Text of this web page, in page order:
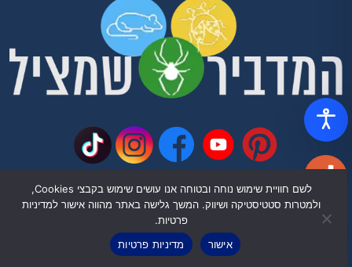
055-9378-507
לשם חוויית שימוש נוחה ובטוחה אנו עושים שימוש בקבצי Cookies,
ולמטרות סטטיסטיקה ושיווק. המשך גלישה באתר מהווה אישור למדיניות
פרטיות.
אישור
מדיניות פרטיות